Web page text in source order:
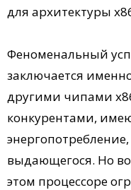
для архитектуры
Феноменальный
заключается
другими чипами
конкурентами,
выдающегося. Но
этом процессоре